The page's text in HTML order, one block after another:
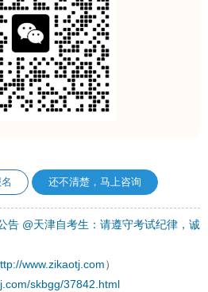
还不清楚，马上咨询
告 @天津自考生：请遵守考试纪律，诚
www.zikaotj.com ）
skbgg/37842.html